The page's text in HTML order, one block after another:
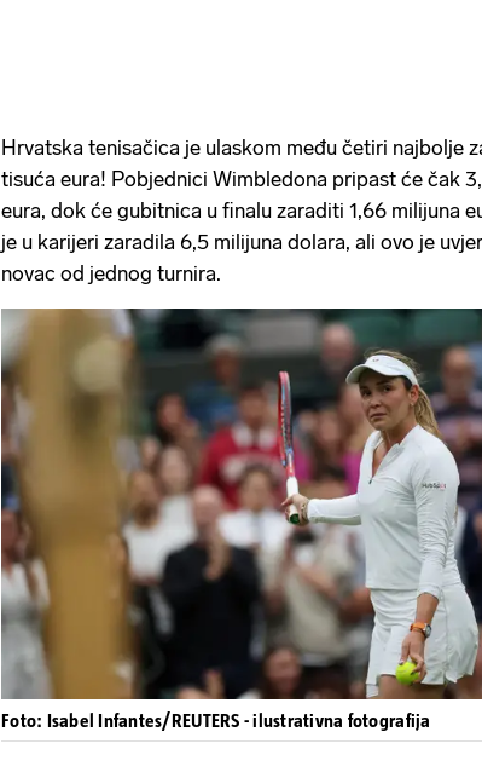
Hrvatska tenisačica je ulaskom među četiri najbolje
tisuća eura! Pobjednici Wimbledona pripast će čak
eura, dok će gubitnica u finalu zaraditi 1,66 milijuna
je u karijeri zaradila 6,5 milijuna dolara, ali ovo je
novac od jednog turnira.
Foto: Isabel Infantes/REUTERS - ilustrativna fotografija